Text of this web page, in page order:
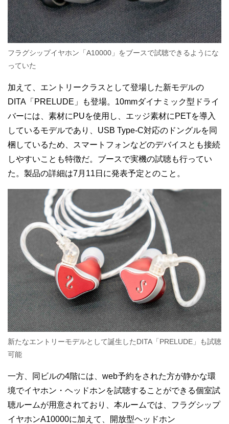
フラグシップイヤホン「A10000」をブースで試聴できるようにな
っていた
加えて、エントリークラスとして登場した新モデルの
DITA「PRELUDE」も登場。10mmダイナミック型ドライ
バーには、素材にPUを使用し、エッジ素材にPETを導入
しているモデルであり、USB Type-C対応のドングルを同
梱しているため、スマートフォンなどのデバイスとも接続
しやすいことも特徴だ。ブースで実機の試聴も行ってい
た。製品の詳細は7月11日に発表予定とのこと。
新たなエントリーモデルとして誕生したDITA「PRELUDE」も試聴
可能
一方、同ビルの4階には、web予約をされた方が静かな環
境でイヤホン・ヘッドホンを試聴することができる個室試
聴ルームが用意されており、本ルームでは、フラグシップ
イヤホンA10000に加えて、開放型ヘッドホン